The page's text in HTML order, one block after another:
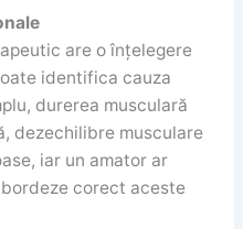
are o înțelegere
identifica cauza
durerea musculară
dezechilibre musculare
iar un amator ar
corect aceste